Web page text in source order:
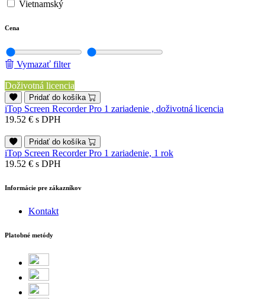
Vietnamský
Cena
Vymazať filter
Doživotná licencia
Pridať do košíka
iTop Screen Recorder Pro 1 zariadenie , doživotná licencia
19.52 € s DPH
Pridať do košíka
iTop Screen Recorder Pro 1 zariadenie, 1 rok
19.52 € s DPH
Informácie pre zákazníkov
Kontakt
Platobné metódy